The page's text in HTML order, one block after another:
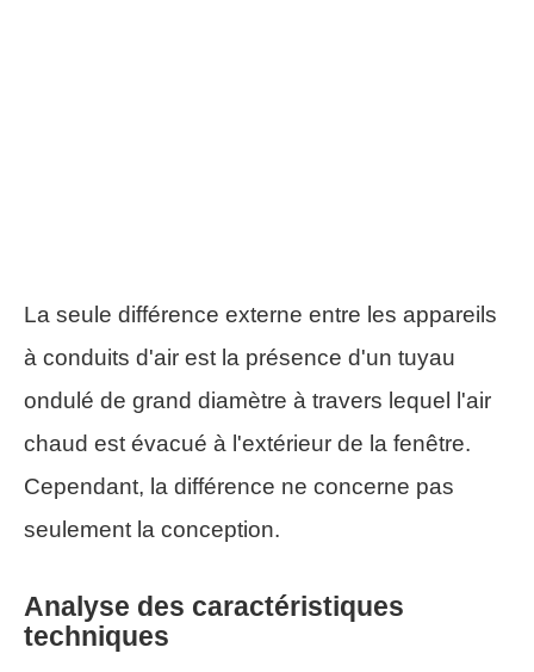
La seule différence externe entre les appareils
à conduits d'air est la présence d'un tuyau
ondulé de grand diamètre à travers lequel l'air
chaud est évacué à l'extérieur de la fenêtre.
Cependant, la différence ne concerne pas
seulement la conception.
Analyse des caractéristiques
techniques